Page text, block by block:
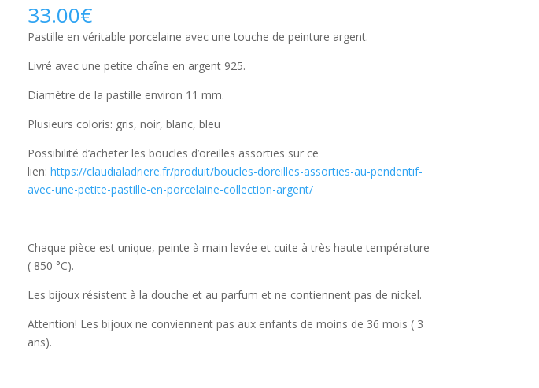
33.00€
Pastille en véritable porcelaine avec une touche de peinture argent.
Livré avec une petite chaîne en argent 925.
Diamètre de la pastille environ 11 mm.
Plusieurs coloris: gris, noir, blanc, bleu
Possibilité d’acheter les boucles d’oreilles assorties sur ce
lien: https://claudialadriere.fr/produit/boucles-doreilles-assorties-au-pendentif-
avec-une-petite-pastille-en-porcelaine-collection-argent/
Chaque pièce est unique, peinte à main levée et cuite à très haute température
( 850 °C).
Les bijoux résistent à la douche et au parfum et ne contiennent pas de nickel.
Attention! Les bijoux ne conviennent pas aux enfants de moins de 36 mois ( 3
ans).